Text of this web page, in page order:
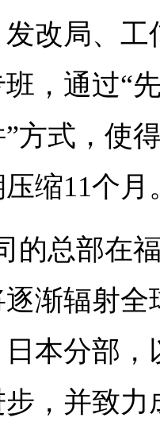
改局、
，通过“
方式，使
缩11个月
的总部在
渐辐射
本分部
，并致